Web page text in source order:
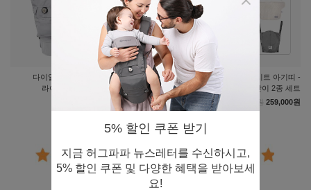
다이얼핏 쓰리인원 힙시트 아기띠 -
라이트그레이 & 침받이 2종 세트
259,000원
259,000원
59 Reviews
다이얼핏 쓰리인원 힙시트 아기띠 -
다크그레이 & 침받이 2종 세트
259,000원 259,000원
59 Reviews
5% 할인 쿠폰 받기
지금 허그파파 뉴스레터를 수신하시고,
5% 할인 쿠폰 및 다양한 혜택을 받아보세
요!